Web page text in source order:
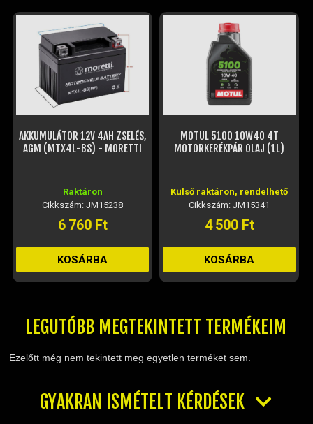
AKKUMULÁTOR 12V 4AH ZSELÉS,
AGM (MTX4L-BS) - MORETTI
Raktáron
Cikkszám: JM15238
6 760 Ft
KOSÁRBA
MOTUL 5100 10W40 4T
MOTORKERÉKPÁR OLAJ (1L)
Külső raktáron, rendelhető
Cikkszám: JM15341
4 500 Ft
KOSÁRBA
LEGUTÓBB MEGTEKINTETT TERMÉKEIM
Ezelőtt még nem tekintett meg egyetlen terméket sem.
GYAKRAN ISMÉTELT KÉRDÉSEK